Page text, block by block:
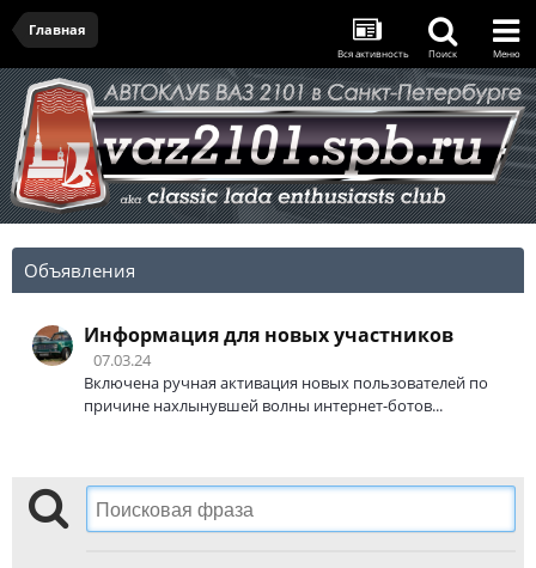
Главная
Вся активность Поиск Меню
Объявления
Информация для новых участников
07.03.24
Включена ручная активация новых пользователей по
причине нахлынувшей волны интернет-ботов...